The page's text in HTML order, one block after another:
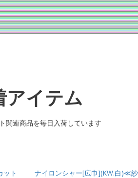
アイテム
関連商品を毎日入荷しています
ット
ナイロンシャー[広巾](KW.白)≪